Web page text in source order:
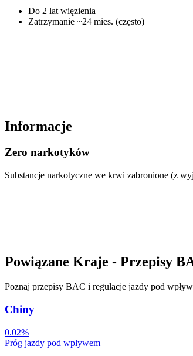
Do 2 lat więzienia
Zatrzymanie ~24 mies. (często)
Informacje
Zero narkotyków
Substancje narkotyczne we krwi zabronione (z
Powiązane Kraje - Przepisy
Poznaj przepisy BAC i regulacje jazdy pod
Chiny
0.02%
Próg jazdy pod wpływem